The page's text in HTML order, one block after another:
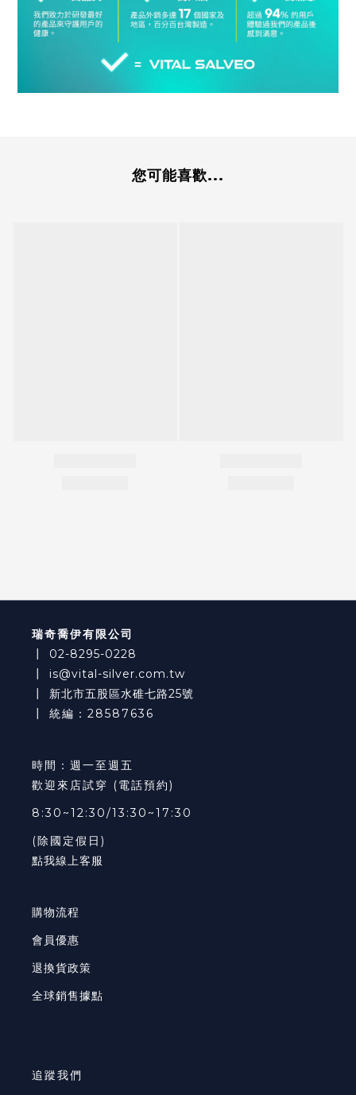
您可能喜歡...
瑞奇喬伊有限公司
02-8295-0228
is@vital-silver.com.tw
新北市五股區水碓七路25號
┃ 統編：28587636
時間：週一至週五
歡迎來店試穿 (電話預約)
8:30~12:30/13:30~17:30
(除國定假日)
點我線上客服
購物流程
會員優惠
退換貨政策
全球銷售據點
追蹤我們